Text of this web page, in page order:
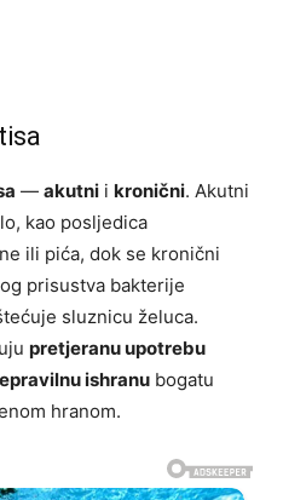
— akutni i kronični. Akutni
kao posljedica
ili pića, dok se kronični
prisustva bakterije
sluznicu želuca.
pretjeranu upotrebu
ishranu bogatu
hranom.